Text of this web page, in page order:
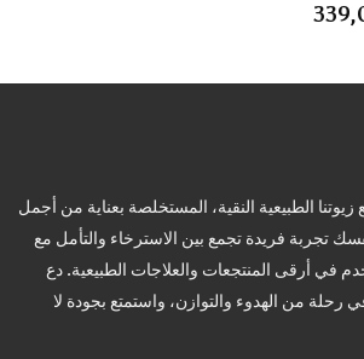
الطبيعية النقية، المستخلصة بعناية من أجمل
تجربة فريدة تجمع بين الاسترخاء والتأمل مع
في أرقى المنتجعات والعلاجات الطبيعية. دع
رحلة من الهدوء والتوازن، واستمتع بجودة لا